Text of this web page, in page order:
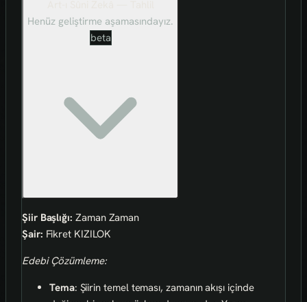
Henüz geliştirme aşamasındayız.
beta
Şiir Başlığı: Zaman Zaman
Şair: Fikret KIZILOK
Edebi Çözümleme:
Tema: Şiirin temel teması, zamanın akışı içinde